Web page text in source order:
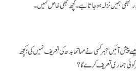
کبھی ہمیں نزلہ ہو جاتا ہے۔ کچھ بھی خاص نہیں۔
آئیں؟ ہر کسی نے مہاتما بدھ کی تعریف نہیں کی؛ کچھ
ہماری تعریف کرے گا؟